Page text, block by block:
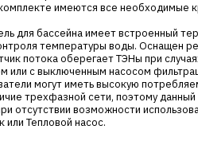
имеются все необходимые
для бассейна имеет встроенный
температуры воды. Оснащен
потока оберегает ТЭНы при
или с выключенным насосом
могут иметь высокую
трехфазной сети, поэтому данный
отсутствии возможности
или Тепловой насос.